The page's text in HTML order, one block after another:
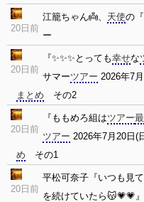
20日前
江籠ちゃん👼、 天使の
ー
20日前
『✨️✨️✨️とっても幸せな
サマーツアー 2026年7
まとめ その2
20日前
『ももめろ組はツアー
ツアー 2026年7月20日(
め その1
20日前
平松可奈子『いつも見
を続けていたら😽💗💗』